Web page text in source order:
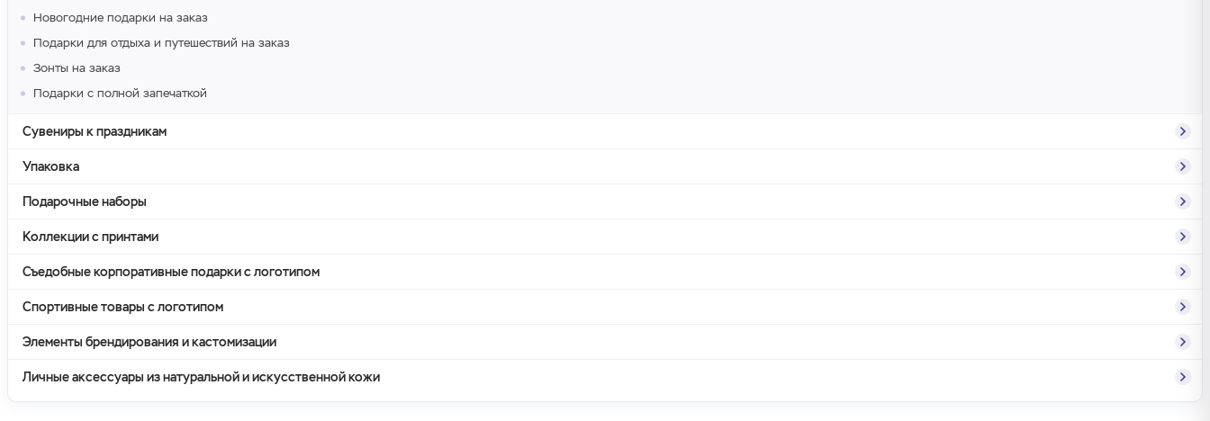
Новогодние подарки на заказ
Подарки для отдыха и путешествий на заказ
Зонты на заказ
Подарки с полной запечаткой
Сувениры к праздникам
Упаковка
Подарочные наборы
Коллекции с принтами
Съедобные корпоративные подарки с логотипом
Спортивные товары с логотипом
Элементы брендирования и кастомизации
Личные аксессуары из натуральной и искусственной кожи